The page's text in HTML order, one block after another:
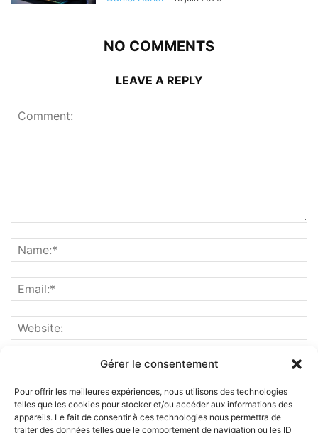
Gérer le consentement
Pour offrir les meilleures expériences, nous utilisons des technologies
telles que les cookies pour stocker et/ou accéder aux informations des
appareils. Le fait de consentir à ces technologies nous permettra de
traiter des données telles que le comportement de navigation ou les ID
NO COMMENTS
LEAVE A REPLY